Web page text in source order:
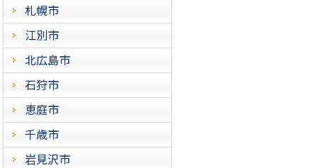
札幌市
江別市
北広島市
石狩市
恵庭市
千歳市
岩見沢市